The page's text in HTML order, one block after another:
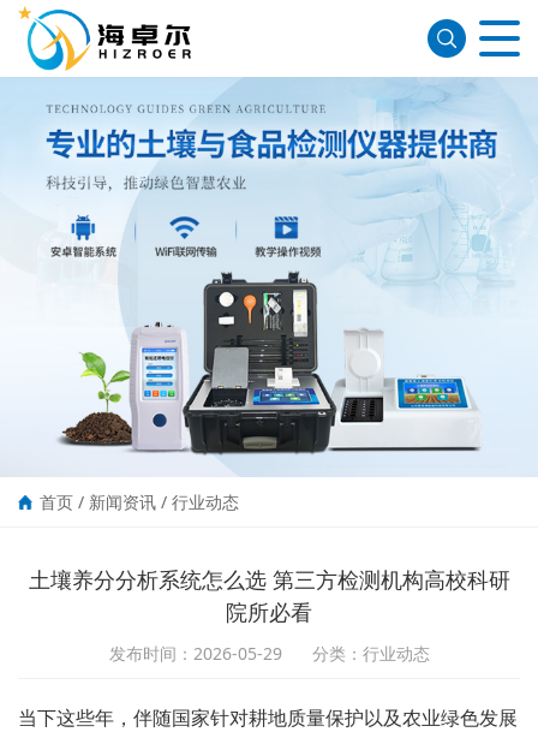
首页 / 新闻资讯 / 行业动态
土壤养分分析系统怎么选 第三方检测机构高校科研
院所必看
发布时间：2026-05-29 分类：行业动态
当下这些年，伴随国家针对耕地质量保护以及农业绿色发展